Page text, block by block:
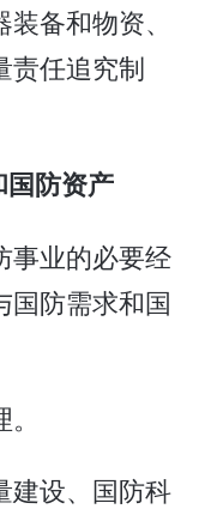
备和物资、
责任追究制
防资产
业的必要经
国防需求和国
设、国防科